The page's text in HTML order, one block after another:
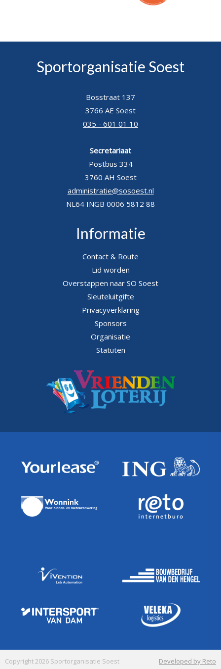
Sportorganisatie Soest
Bosstraat 137
3766 AE Soest
035 - 601 01 10
Secretariaat
Postbus 334
3760 AH Soest
administratie@sosoest.nl
NL64 INGB 0006 5812 88
Informatie
Contact & Route
Lid worden
Overstappen naar SO Soest
Sleuteluitgifte
Privacyverklaring
Sponsors
Organisatie
Statuten
Copyright 2026 Sportorganisatie Soest Developed by Reto